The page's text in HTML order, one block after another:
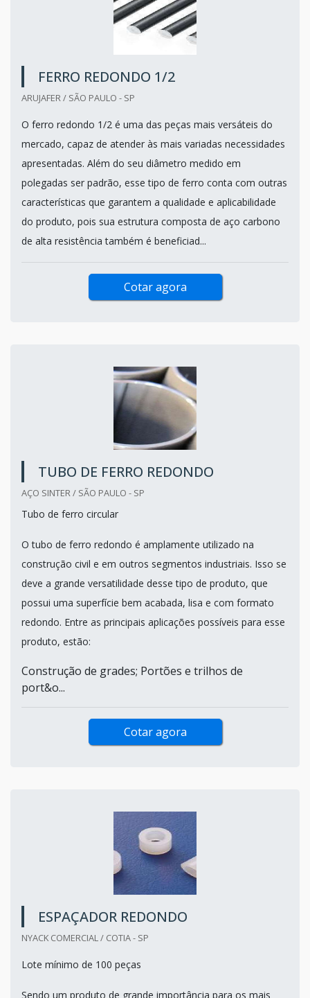
FERRO REDONDO 1/2
ARUJAFER / SÃO PAULO - SP
O ferro redondo 1/2 é uma das peças mais versáteis do
mercado, capaz de atender às mais variadas necessidades
apresentadas. Além do seu diâmetro medido em
polegadas ser padrão, esse tipo de ferro conta com outras
características que garantem a qualidade e aplicabilidade
do produto, pois sua estrutura composta de aço carbono
de alta resistência também é beneficiad...
Cotar agora
TUBO DE FERRO REDONDO
AÇO SINTER / SÃO PAULO - SP
Tubo de ferro circular
O tubo de ferro redondo é amplamente utilizado na
construção civil e em outros segmentos industriais. Isso se
deve a grande versatilidade desse tipo de produto, que
possui uma superfície bem acabada, lisa e com formato
redondo. Entre as principais aplicações possíveis para esse
produto, estão:
Construção de grades; Portões e trilhos de
port&o...
Cotar agora
ESPAÇADOR REDONDO
NYACK COMERCIAL / COTIA - SP
Lote mínimo de 100 peças
Sendo um produto de grande importância para os mais